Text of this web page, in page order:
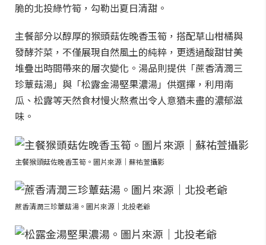
脆的北投綠竹筍，勾勒出夏日清甜。
主餐部分以醇厚的猴頭菇佐晚香玉筍，搭配草山柑橘與
發酵芥菜，不僅展現自然風土的純粹，更透過酸甜甘美
堆疊出時間帶來的層次變化。湯品則提供「蔗香清潤三
珍蕈菇湯」與「松露金湯堅果濃湯」供選擇，利用南
瓜、松露等天然食材慢火熬煮出令人意猶未盡的濃郁滋
味。
主餐猴頭菇佐晚香玉筍。圖片來源｜蘇祐萱攝影
蔗香清潤三珍蕈菇湯。圖片來源｜北投老爺